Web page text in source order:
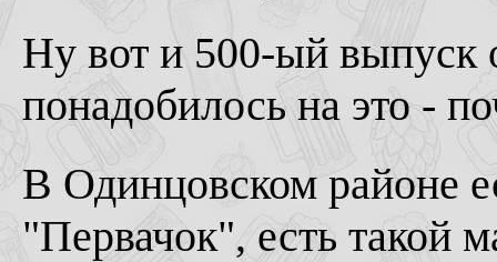
Ну вот и 500-ый выпуск
понадобилось на это -
В Одинцовском районе
"Первачок", есть такой